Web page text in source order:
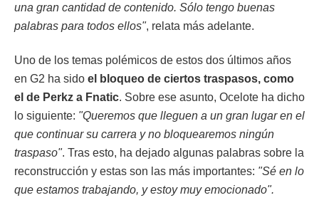
una gran cantidad de contenido. Sólo tengo buenas
palabras para todos ellos", relata más adelante.
Uno de los temas polémicos de estos dos últimos años
en G2 ha sido el bloqueo de ciertos traspasos, como
el de Perkz a Fnatic. Sobre ese asunto, Ocelote ha dicho
lo siguiente: "Queremos que lleguen a un gran lugar en el
que continuar su carrera y no bloquearemos ningún
traspaso". Tras esto, ha dejado algunas palabras sobre la
reconstrucción y estas son las más importantes: "Sé en lo
que estamos trabajando, y estoy muy emocionado".